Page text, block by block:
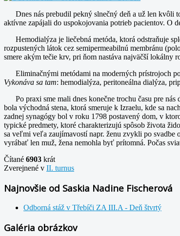
Dnes nás prebudil pekný slnečný deň a už len kvôli
aktívne zapájali do uspokojovania potrieb pacientov. O
Hemodialýza je liečebná metóda, ktorá odstraňuje
rozpustených látok cez semipermeabilnú membránu
smere akým tečie krv, pri ňom nastáva najväčší lokálny
Eliminačnými metódami na moderných prístrojoch
Vykonáva sa tam: hemodialýza, peritoneálna dialýza,
Po praxi sme mali dnes konečne trochu času pre
bola východná stena, ktorá smeruje k Izraelu, kde sa
zadnej synagógy bol v roku 1798 postavený dom, v
typické predmety, ktoré charakterizujú spôsob života
sa veľmi veľa zaujímavostí napr. ženu zvykli po svadbe
vyrábať len muž, žena nemohla byť prítomná. Počas
Čítané 6903 krát
Zverejnené v II. turnus
Najnovšie od Saskia Nadine Fischerová
Odborná stáž v Třebíči ZA III.A - Deň štvrtý
Galéria obrázkov